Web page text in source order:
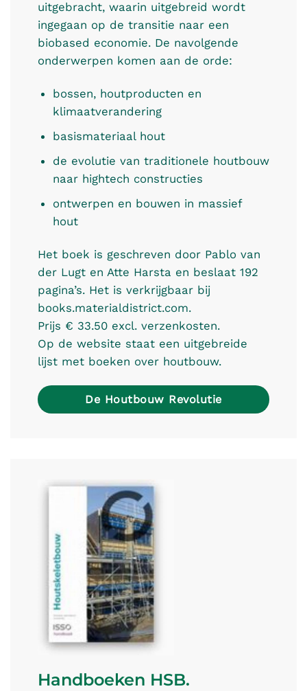
uitgebracht, waarin uitgebreid wordt
ingegaan op de transitie naar een
biobased economie. De navolgende
onderwerpen komen aan de orde:
bossen, houtproducten en
klimaatverandering
basismateriaal hout
de evolutie van traditionele houtbouw
naar hightech constructies
ontwerpen en bouwen in massief
hout
Het boek is geschreven door Pablo van
der Lugt en Atte Harsta en beslaat 192
pagina’s. Het is verkrijgbaar bij
books.materialdistrict.com.
Prijs € 33.50 excl. verzenkosten.
Op de website staat een uitgebreide
lijst met boeken over houtbouw.
De Houtbouw Revolutie
Handboeken HSB.